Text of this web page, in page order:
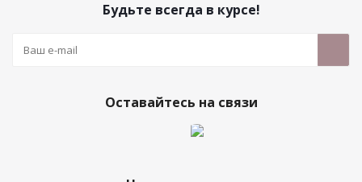
Будьте всегда в курсе!
Оставайтесь на связи